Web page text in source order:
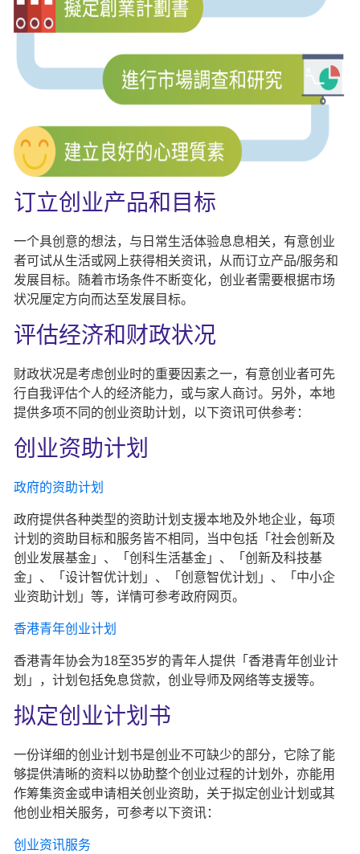
订立创业产品和目标
一个具创意的想法，与日常生活体验息息相关，有意创业
者可试从生活或网上获得相关资讯，从而订立产品/服务和
发展目标。随着市场条件不断变化，创业者需要根据市场
状况厘定方向而达至发展目标。
评估经济和财政状况
财政状况是考虑创业时的重要因素之一，有意创业者可先
行自我评估个人的经济能力，或与家人商讨。另外，本地
提供多项不同的创业资助计划，以下资讯可供参考：
创业资助计划
政府的资助计划
政府提供各种类型的资助计划支援本地及外地企业，每项
计划的资助目标和服务皆不相同，当中包括「社会创新及
创业发展基金」、「创科生活基金」、「创新及科技基
金」、「设计智优计划」、「创意智优计划」、「中小企
业资助计划」等，详情可参考政府网页。
香港青年创业计划
香港青年协会为18至35岁的青年人提供「香港青年创业计
划」，计划包括免息贷款，创业导师及网络等支援等。
拟定创业计划书
一份详细的创业计划书是创业不可缺少的部分，它除了能
够提供清晰的资料以协助整个创业过程的计划外，亦能用
作筹集资金或申请相关创业资助，关于拟定创业计划或其
他创业相关服务，可参考以下资讯：
创业资讯服务